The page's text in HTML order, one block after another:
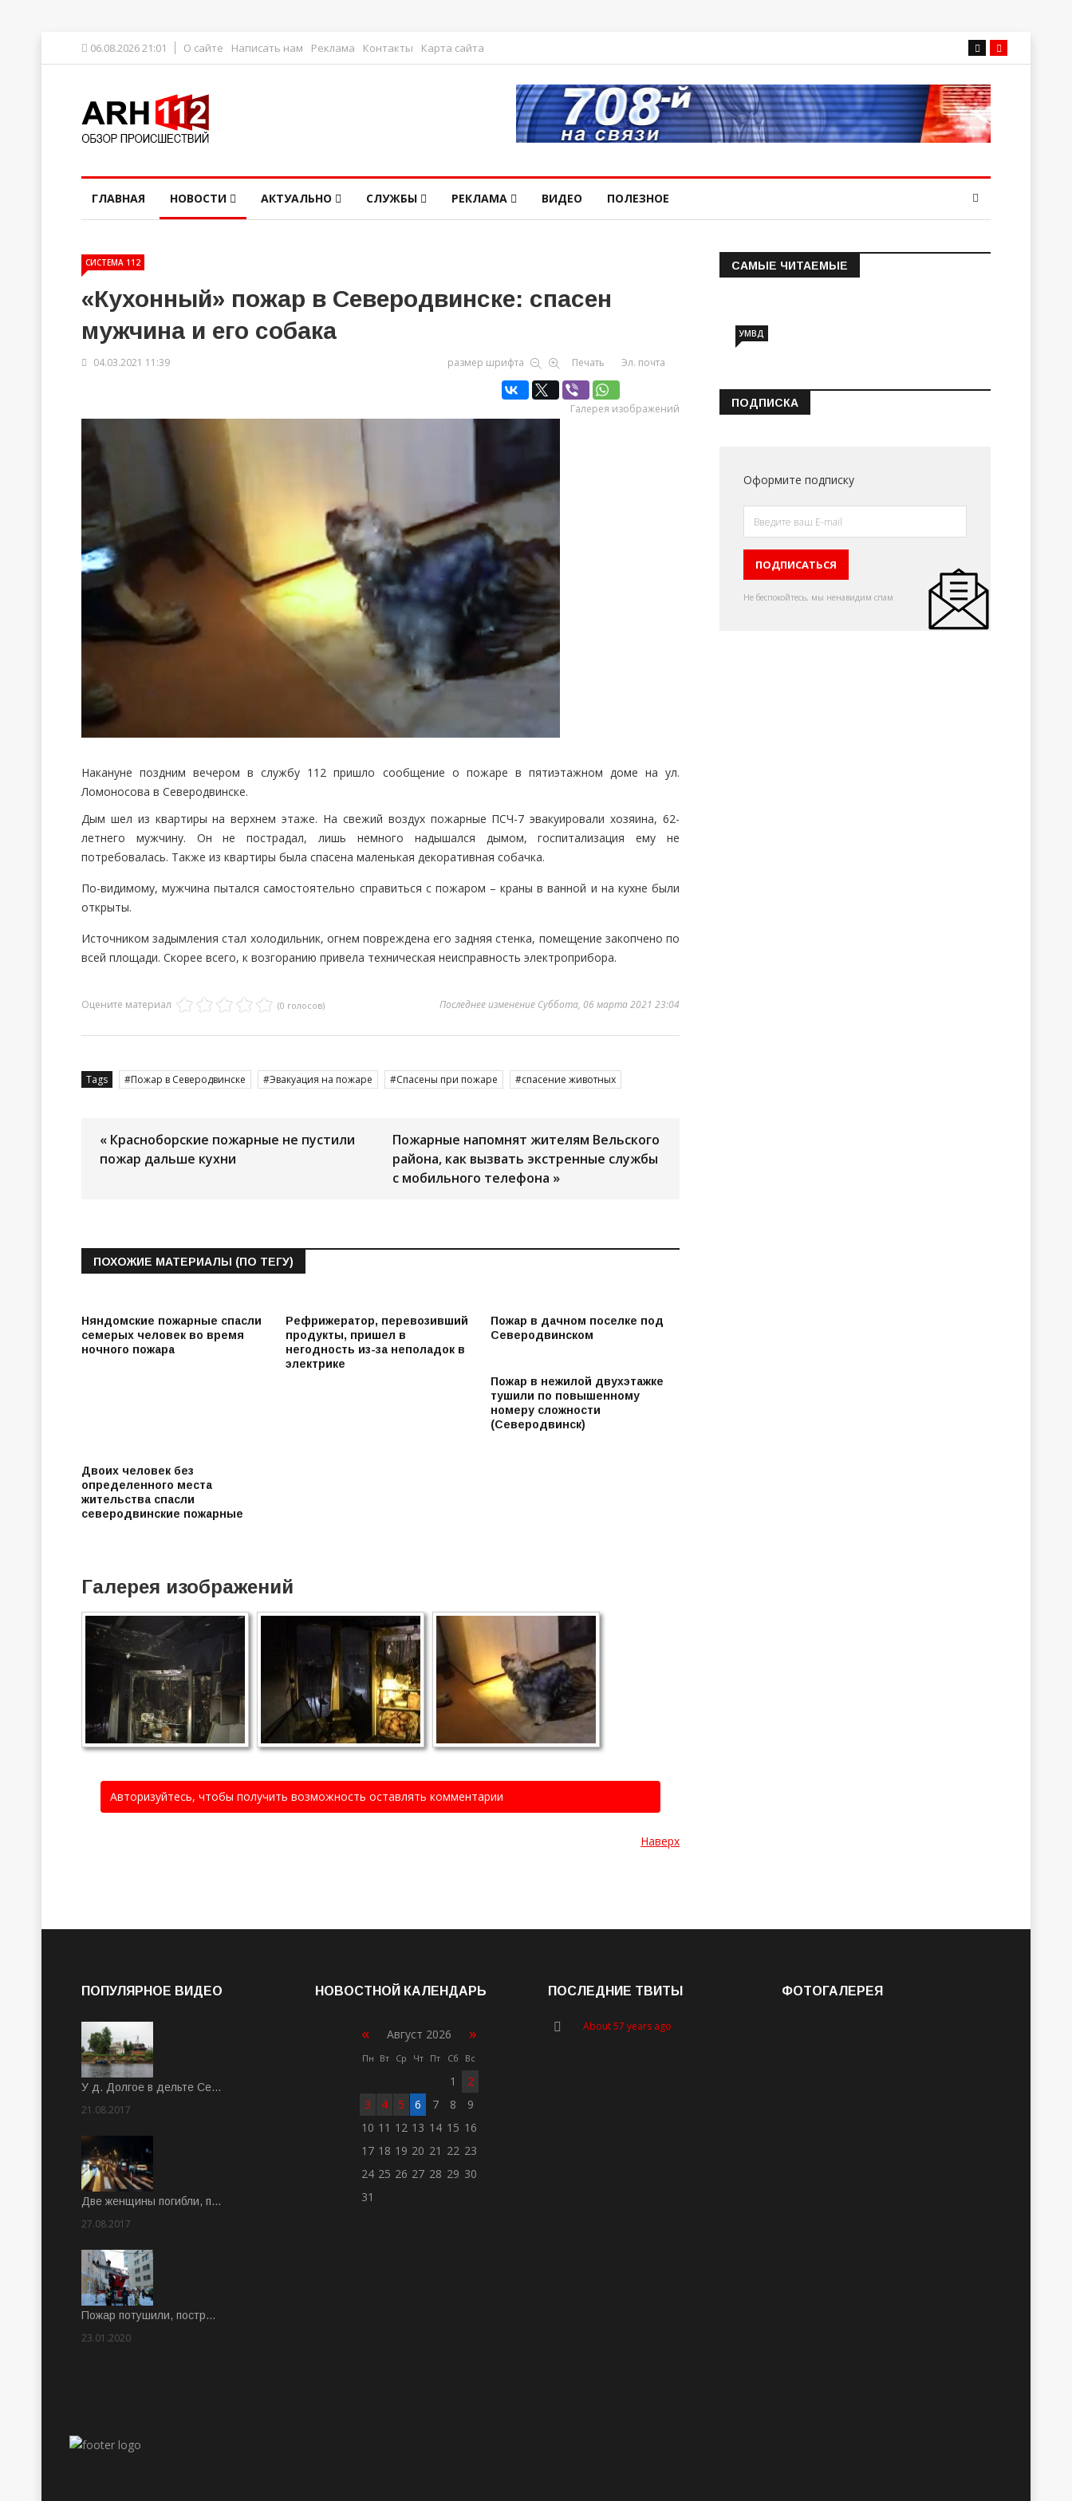
06.08.2026 21:01 О сайте Написать нам Реклама Контакты Карта сайта
ГЛАВНАЯ НОВОСТИ АКТУАЛЬНО СЛУЖБЫ РЕКЛАМА ВИДЕО ПОЛЕЗНОЕ
СИСТЕМА 112
«Кухонный» пожар в Северодвинске: спасен
мужчина и его собака
04.03.2021 11:39 размер шрифта Печать Эл. почта
Галерея изображений
Накануне поздним вечером в службу 112 пришло сообщение о пожаре в пятиэтажном доме на ул.
Ломоносова в Северодвинске.
Дым шел из квартиры на верхнем этаже. На свежий воздух пожарные ПСЧ-7 эвакуировали хозяина, 62-
летнего мужчину. Он не пострадал, лишь немного надышался дымом, госпитализация ему не
потребовалась. Также из квартиры была спасена маленькая декоративная собачка.
По-видимому, мужчина пытался самостоятельно справиться с пожаром – краны в ванной и на кухне были
открыты.
Источником задымления стал холодильник, огнем повреждена его задняя стенка, помещение закопчено по
всей площади. Скорее всего, к возгоранию привела техническая неисправность электроприбора.
Оцените материал (0 голосов) Последнее изменение Суббота, 06 марта 2021 23:04
Tags Пожар в Северодвинске Эвакуация на пожаре Спасены при пожаре спасение животных
« Красноборские пожарные не пустили
пожар дальше кухни
Пожарные напомнят жителям Вельского
района, как вызвать экстренные службы
с мобильного телефона »
ПОХОЖИЕ МАТЕРИАЛЫ (ПО ТЕГУ)
Няндомские пожарные спасли
семерых человек во время
ночного пожара
Рефрижератор, перевозивший
продукты, пришел в
негодность из-за неполадок в
электрике
Пожар в дачном поселке под
Северодвинском
Пожар в нежилой двухэтажке
тушили по повышенному
номеру сложности
(Северодвинск)
Двоих человек без
определенного места
жительства спасли
северодвинские пожарные
Галерея изображений
Авторизуйтесь, чтобы получить возможность оставлять комментарии
Наверх
САМЫЕ ЧИТАЕМЫЕ
Информация о состоянии
УМВД
ПОДПИСКА
Оформите подписку
Не беспокойтесь, мы ненавидим спам
ПОПУЛЯРНОЕ ВИДЕО
У д. Долгое в дельте Се…
21.08.2017
Две женщины погибли, п…
27.08.2017
Пожар потушили, постр…
23.01.2020
НОВОСТНОЙ КАЛЕНДАРЬ
« Август 2026 »
Пн Вт Ср Чт Пт Сб Вс
1
2
3
4 5 6 7 8
9
10 11 12 13 14 15 16
17 18 19 20 21 22 23
24 25 26 27 28 29 30
31
ПОСЛЕДНИЕ ТВИТЫ
About 57 years ago
ФОТОГАЛЕРЕЯ